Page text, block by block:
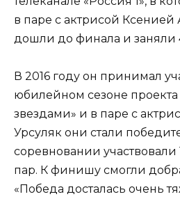
в паре с актрисой
дошли до финала и заняли
В 2016 году он принимал
юбилейном сезоне проекта
звездами» и в паре с
Урсуляк они стали
соревновании участвовали
пар. К финишу смогли
«Победа досталась очень